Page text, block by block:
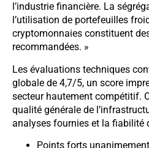
l’industrie financière. La
l’utilisation de portefeuilles
cryptomonnaies constituent
recommandées. »
Les évaluations techniques
globale de 4,7/5, un score
secteur hautement compétitif.
qualité générale de
analyses fournies et la fiabilité
Points forts